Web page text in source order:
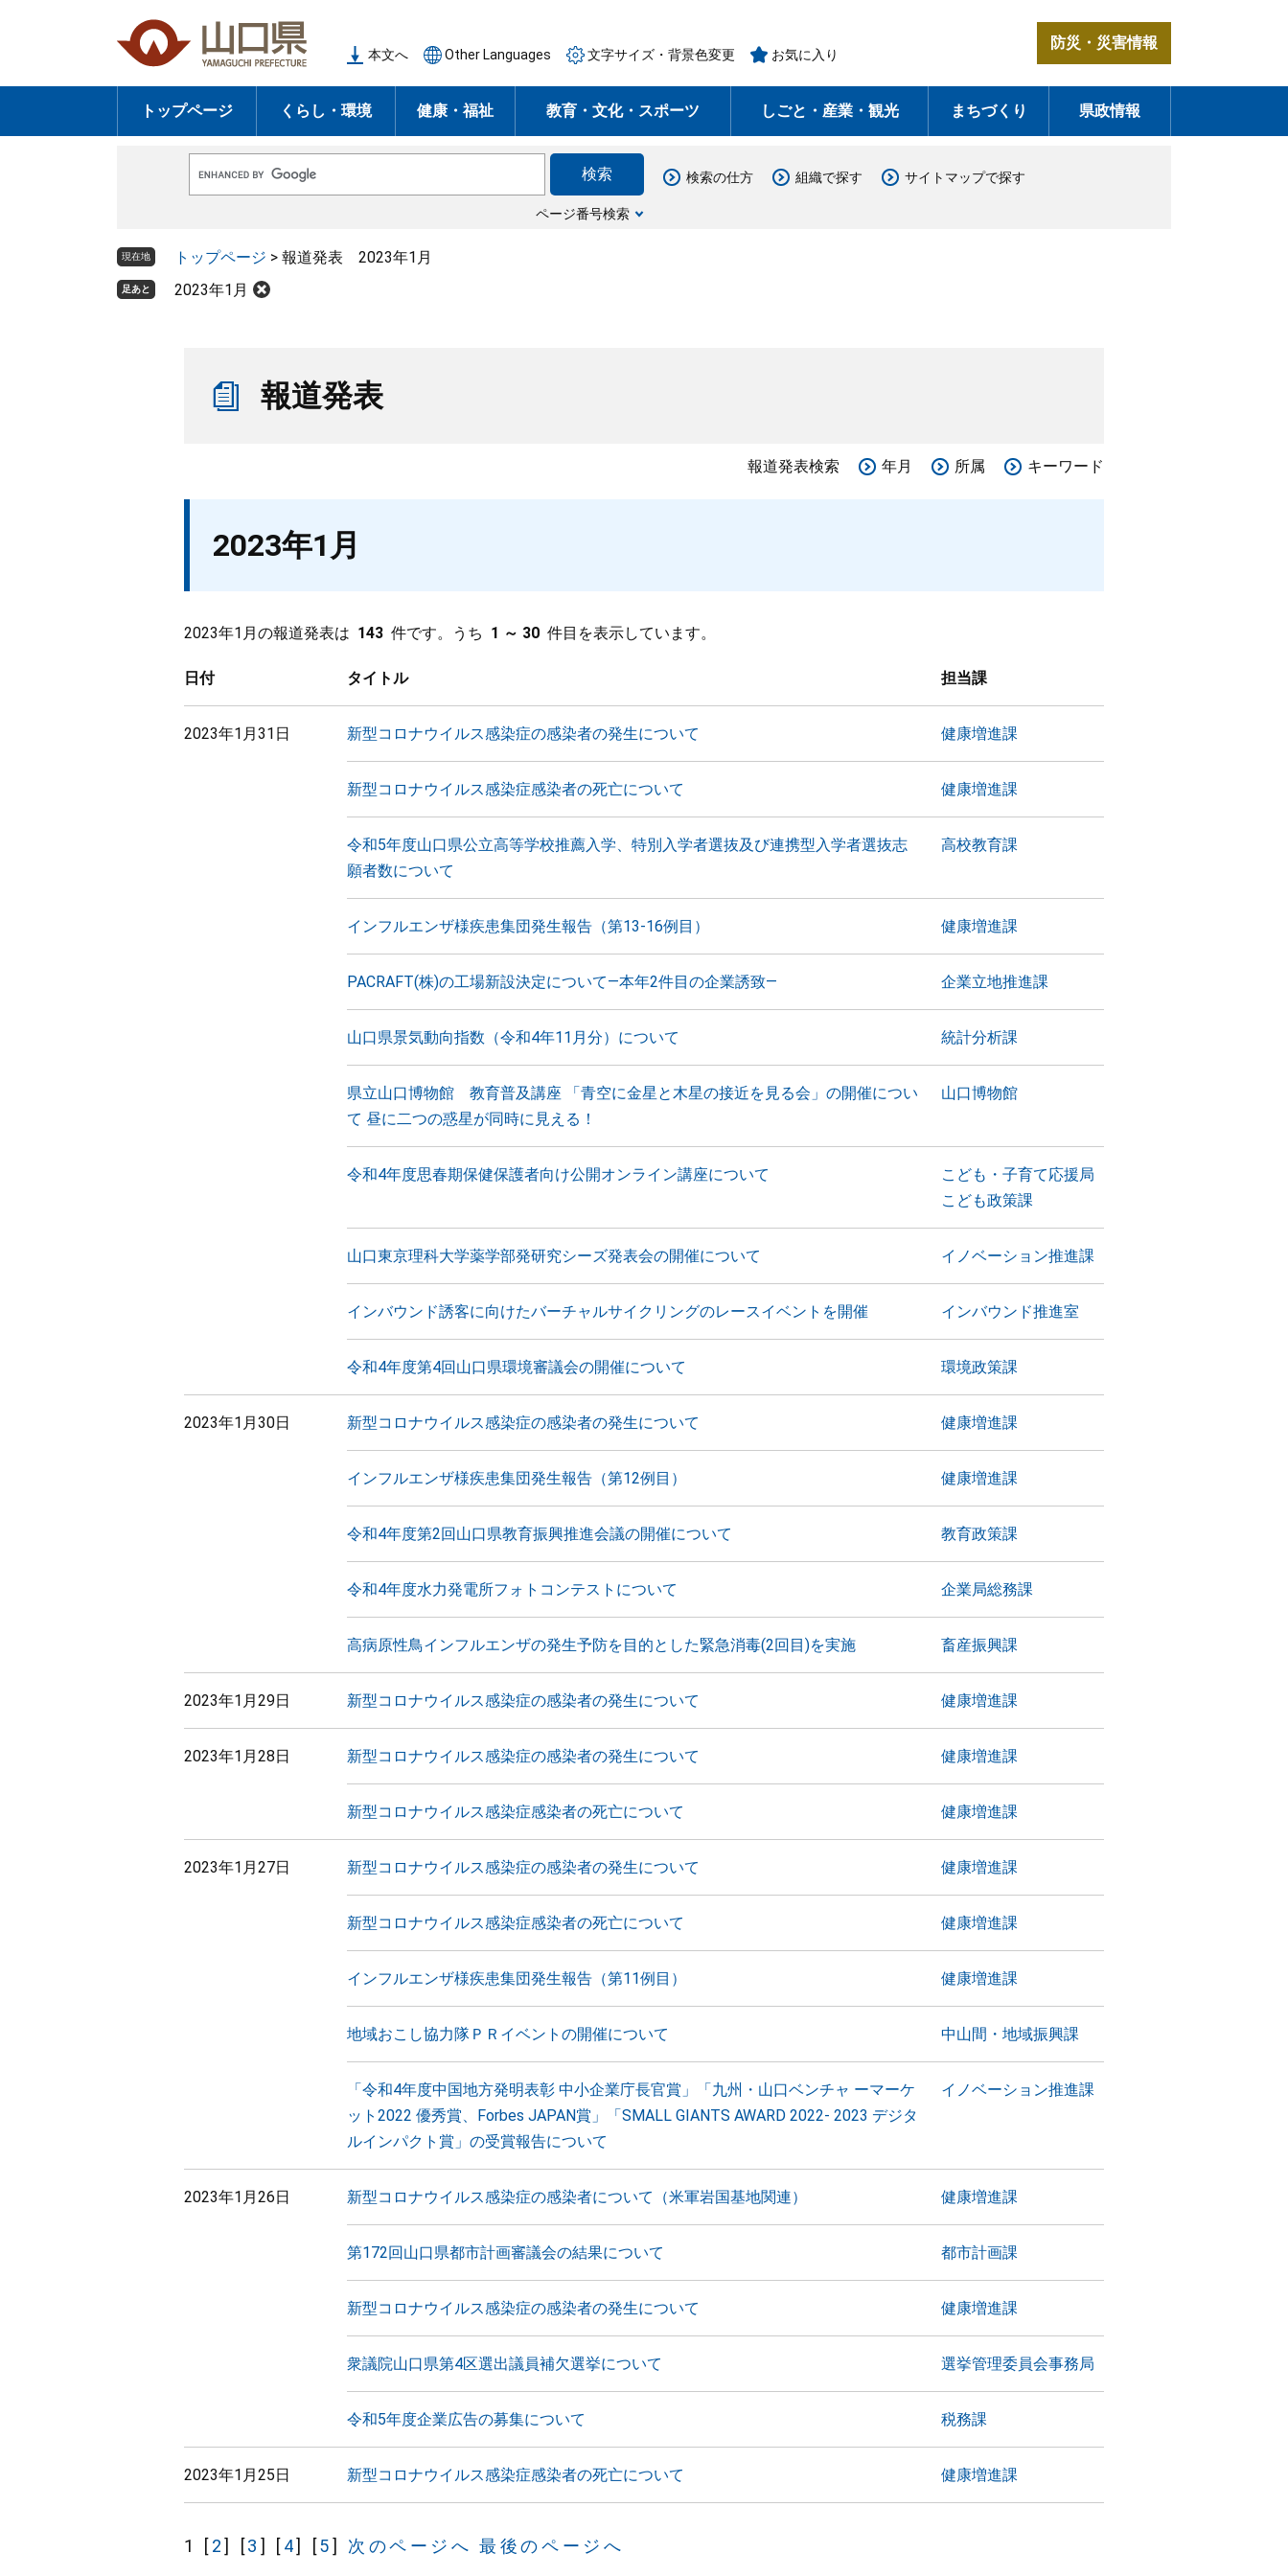
の
頭
ー
飛
本文へ Other Languages 文字サイズ・背景色変更 お気に入り
防災・災害情報
トップページ くらし・環境 健康・福祉 教育・文化・スポーツ しごと・産業・観光 まちづくり 県政情報
o
e
ス
ページ番号検索
検索の仕方 組織で探す サイトマップで探す
現在地 トップページ > 報道発表 2023年1月
足あと 2023年1月
報道発表
報道発表検索 年月 所属 キーワード
2023年1月
2023年1月の報道発表は 143 件です。うち 1 ～ 30 件目を表示しています。
日付 タイトル 担当課
2023年1月31日 新型コロナウイルス感染症の感染者の発生について 健康増進課
新型コロナウイルス感染症感染者の死亡について 健康増進課
令和5年度山口県公立高等学校推薦入学、特別入学者選抜及び連携型入学者選抜志
願者数について
高校教育課
インフルエンザ様疾患集団発生報告（第13-16例目） 健康増進課
PACRAFT(株)の工場新設決定について―本年2件目の企業誘致― 企業立地推進課
山口県景気動向指数（令和4年11月分）について 統計分析課
県立山口博物館 教育普及講座 「青空に金星と木星の接近を見る会」の開催につい
て 昼に二つの惑星が同時に見える！
山口博物館
令和4年度思春期保健保護者向け公開オンライン講座について
こども・子育て応援局
こども政策課
山口東京理科大学薬学部発研究シーズ発表会の開催について イノベーション推進課
インバウンド誘客に向けたバーチャルサイクリングのレースイベントを開催 インバウンド推進室
令和4年度第4回山口県環境審議会の開催について 環境政策課
2023年1月30日 新型コロナウイルス感染症の感染者の発生について 健康増進課
インフルエンザ様疾患集団発生報告（第12例目） 健康増進課
令和4年度第2回山口県教育振興推進会議の開催について 教育政策課
令和4年度水力発電所フォトコンテストについて 企業局総務課
高病原性鳥インフルエンザの発生予防を目的とした緊急消毒(2回目)を実施 畜産振興課
2023年1月29日 新型コロナウイルス感染症の感染者の発生について 健康増進課
2023年1月28日 新型コロナウイルス感染症の感染者の発生について 健康増進課
新型コロナウイルス感染症感染者の死亡について 健康増進課
2023年1月27日 新型コロナウイルス感染症の感染者の発生について 健康増進課
新型コロナウイルス感染症感染者の死亡について 健康増進課
インフルエンザ様疾患集団発生報告（第11例目） 健康増進課
地域おこし協力隊ＰＲイベントの開催について 中山間・地域振興課
「令和4年度中国地方発明表彰 中小企業庁長官賞」「九州・山口ベンチャ ーマーケ
ット2022 優秀賞、Forbes JAPAN賞」「SMALL GIANTS AWARD 2022- 2023 デジタ
ルインパクト賞」の受賞報告について
イノベーション推進課
2023年1月26日 新型コロナウイルス感染症の感染者について（米軍岩国基地関連） 健康増進課
第172回山口県都市計画審議会の結果について 都市計画課
新型コロナウイルス感染症の感染者の発生について 健康増進課
衆議院山口県第4区選出議員補欠選挙について 選挙管理委員会事務局
令和5年度企業広告の募集について 税務課
2023年1月25日 新型コロナウイルス感染症感染者の死亡について 健康増進課
1 [ 2] [3 ] [ 4] [5] 次のページへ 最後のページへ